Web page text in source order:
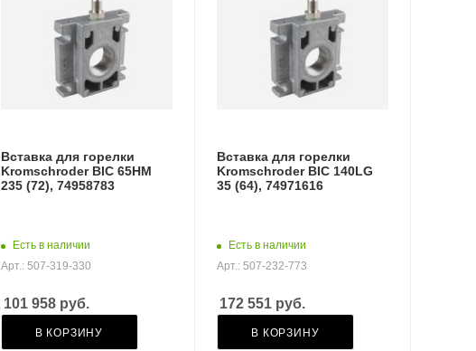
Вставка для горелки
Kromschroder BIC 65HM
235 (72), 74958783
Есть в наличии
Арт.: 507-319-330
101 958руб.
В КОРЗИНУ
Вставка для горелки
Kromschroder BIC 140LG
35 (64), 74971616
Есть в наличии
Арт.: 507-232-773
172 551руб.
В КОРЗИНУ